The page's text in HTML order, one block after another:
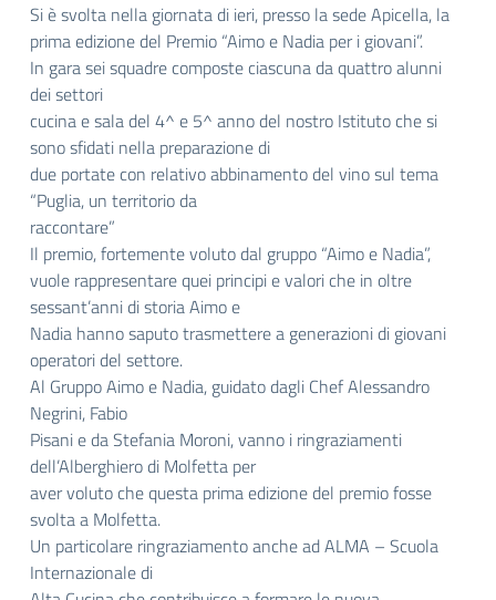
Si è svolta nella giornata di ieri, presso la sede Apicella, la
prima edizione del Premio “Aimo e Nadia per i giovani”.
In gara sei squadre composte ciascuna da quattro alunni
dei settori
cucina e sala del 4^ e 5^ anno del nostro Istituto che si
sono sfidati nella preparazione di
due portate con relativo abbinamento del vino sul tema
“Puglia, un territorio da
raccontare”
Il premio, fortemente voluto dal gruppo “Aimo e Nadia”,
vuole rappresentare quei principi e valori che in oltre
sessant’anni di storia Aimo e
Nadia hanno saputo trasmettere a generazioni di giovani
operatori del settore.
Al Gruppo Aimo e Nadia, guidato dagli Chef Alessandro
Negrini, Fabio
Pisani e da Stefania Moroni, vanno i ringraziamenti
dell’Alberghiero di Molfetta per
aver voluto che questa prima edizione del premio fosse
svolta a Molfetta.
Un particolare ringraziamento anche ad ALMA – Scuola
Internazionale di